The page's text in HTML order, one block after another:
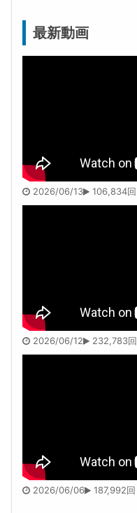
最新動画
2026/06/13 106,834回
2026/06/12 232,783回
2026/06/06 187,992回